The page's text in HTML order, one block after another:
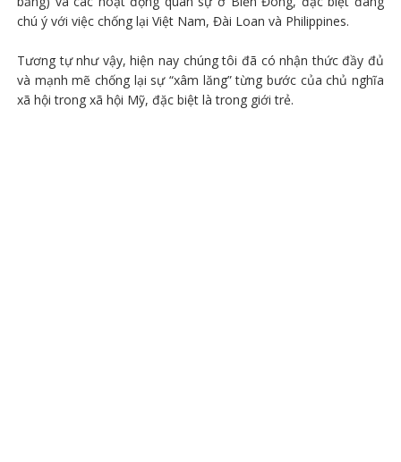
chú ý với việc chống lại Việt Nam, Đài Loan và Philippines.
Tương tự như vậy, hiện nay chúng tôi đã có nhận thức đầy đủ
và mạnh mẽ chống lại sự “xâm lăng” từng bước của chủ nghĩa
xã hội trong xã hội Mỹ, đặc biệt là trong giới trẻ.